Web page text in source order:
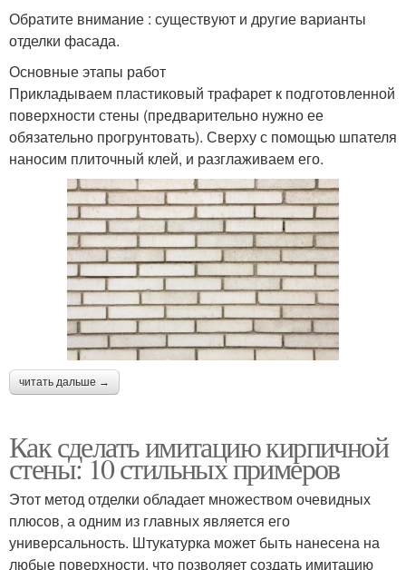
Обратите внимание : существуют и другие варианты
отделки фасада.
Основные этапы работ
Прикладываем пластиковый трафарет к подготовленной
поверхности стены (предварительно нужно ее
обязательно прогрунтовать). Сверху с помощью шпателя
наносим плиточный клей, и разглаживаем его.
читать дальше →
Как сделать имитацию кирпичной
стены: 10 стильных примеров
Этот метод отделки обладает множеством очевидных
плюсов, а одним из главных является его
универсальность. Штукатурка может быть нанесена на
любые поверхности, что позволяет создать имитацию